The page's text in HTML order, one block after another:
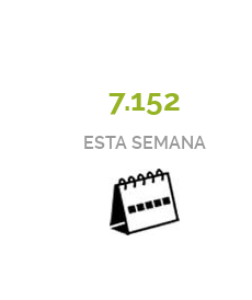
7.152
ESTA SEMANA